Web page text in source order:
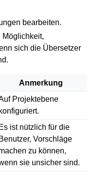
bearbeiten.
Möglichkeit,
sich die Übersetzer
Anmerkung
Projektebene
konfiguriert.
Es ist nützlich für die
Benutzer, Vorschläge
zu können,
sie unsicher sind.